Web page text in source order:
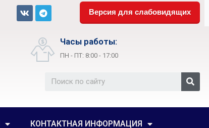
Версия для слабовидящих
Часы работы:
ПН - ПТ: 8:00 - 17:00
КОНТАКТНАЯ ИНФОРМАЦИЯ